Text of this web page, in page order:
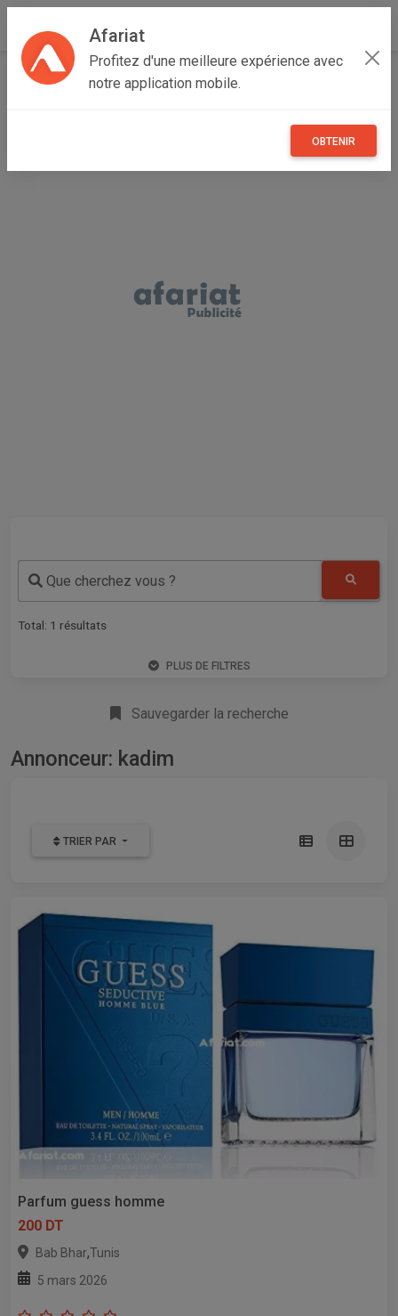
Afariat
Profitez d'une meilleure expérience avec
notre application mobile.
OBTENIR
Accueil Annonceur kadim
Que cherchez vous ?
Total: 1 résultats
PLUS DE FILTRES
Sauvegarder la recherche
Annonceur: kadim
TRIER PAR
Parfum guess homme
200 DT
Bab Bhar,Tunis
5 mars 2026